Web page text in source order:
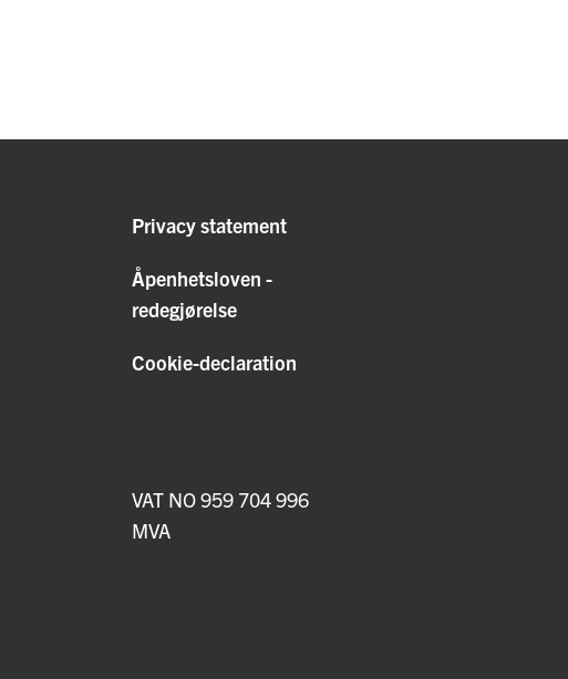
Privacy statement
Åpenhetsloven -
redegjørelse
Cookie-declaration
VAT NO 959 704 996
MVA